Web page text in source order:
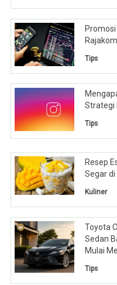
Tips
Strategi
Tips
Resep
Segar
Kuliner
Toyota
Sedan
Mulai
Tips